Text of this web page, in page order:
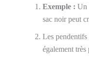
Exemple : Un
sac noir peut
Les
également très